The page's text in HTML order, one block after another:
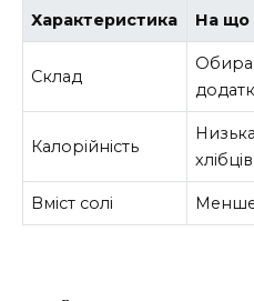
Характеристика На що
Склад
Калорійність
хлібців
Вміст солі Менше